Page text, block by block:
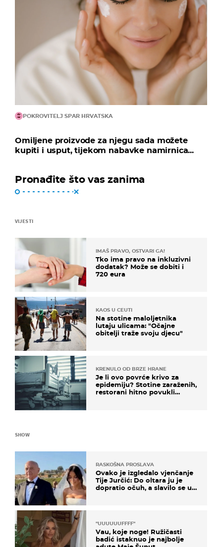
POKROVITELJ SPAR HRVATSKA
Omiljene proizvode za njegu sada možete
kupiti i usput, tijekom nabavke namirnica...
Pronađite što vas zanima
VIJESTI
IMAŠ PRAVO, OSTVARI GA!
Tko ima pravo na inkluzivni
dodatak? Može se dobiti i
720 eura
KAOS U CEUTI
Na stotine maloljetnika
lutaju ulicama: "Očajne
obitelji traže svoju djecu"
KRENULO OD BRZE HRANE
Je li ovo povrće krivo za
epidemiju? Stotine zaraženih,
restorani hitno povukli
SHOW
RASKOŠNA PROSLAVA
Ovako je izgledalo vjenčanje
Tije Jurčić: Do oltara ju je
dopratio očuh, a slavilo se uz
"UUUUUUFFFF"
Vau, koje noge! Ružičasti
badić istaknuo je najbolje